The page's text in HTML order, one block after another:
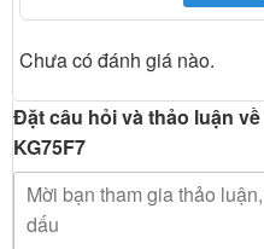
Chưa có đánh giá nào.
Đặt câu hỏi và thảo luận
KG75F7